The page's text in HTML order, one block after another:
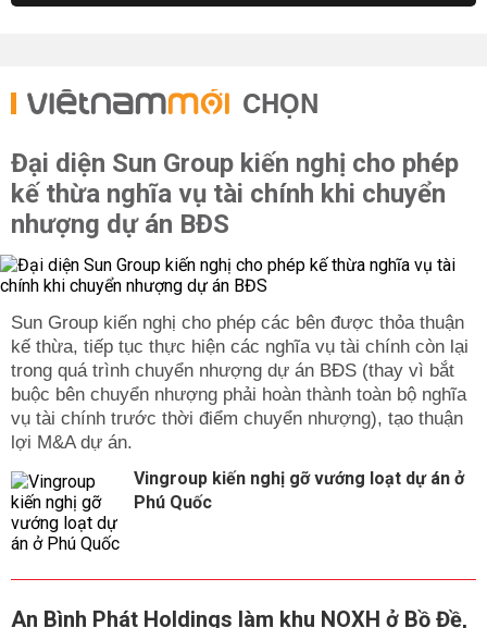
CHỌN
Đại diện Sun Group kiến nghị cho phép
kế thừa nghĩa vụ tài chính khi chuyển
nhượng dự án BĐS
Sun Group kiến nghị cho phép các bên được thỏa thuận
kế thừa, tiếp tục thực hiện các nghĩa vụ tài chính còn lại
trong quá trình chuyển nhượng dự án BĐS (thay vì bắt
buộc bên chuyển nhượng phải hoàn thành toàn bộ nghĩa
vụ tài chính trước thời điểm chuyển nhượng), tạo thuận
lợi M&A dự án.
Vingroup kiến nghị gỡ vướng loạt dự án ở
Phú Quốc
An Bình Phát Holdings làm khu NOXH ở Bồ Đề,